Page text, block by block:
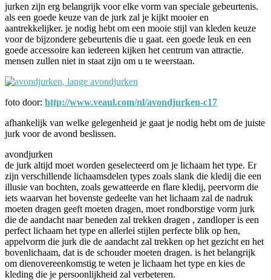
jurken zijn erg belangrijk voor elke vorm van speciale gebeurtenis.
als een goede keuze van de jurk zal je kijkt mooier en
aantrekkelijker. je nodig hebt om een mooie stijl van kleden keuze
voor de bijzondere gebeurtenis die u gaat. een goede leuk en een
goede accessoire kan iedereen kijken het centrum van attractie.
mensen zullen niet in staat zijn om u te weerstaan.
foto door: http://www.veaul.com/nl/avondjurken-c17
afhankelijk van welke gelegenheid je gaat je nodig hebt om de juiste
jurk voor de avond beslissen.
avondjurken
de jurk altijd moet worden geselecteerd om je lichaam het type. Er
zijn verschillende lichaamsdelen types zoals slank die kledij die een
illusie van bochten, zoals gewatteerde en flare kledij, peervorm die
iets waarvan het bovenste gedeelte van het lichaam zal de nadruk
moeten dragen geeft moeten dragen, moet rondborstige vorm jurk
die de aandacht naar beneden zal trekken dragen , zandloper is een
perfect lichaam het type en allerlei stijlen perfecte blik op hen,
appelvorm die jurk die de aandacht zal trekken op het gezicht en het
bovenlichaam, dat is de schouder moeten dragen. is het belangrijk
om dienovereenkomstig te weten je lichaam het type en kies de
kleding die je persoonlijkheid zal verbeteren.